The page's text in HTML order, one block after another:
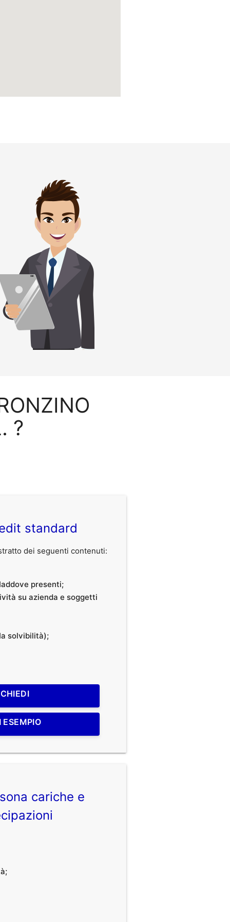
?
standard
dei seguenti contenuti:
presenti;
su azienda e soggetti
solvibilità);
ESEMPIO
cariche e